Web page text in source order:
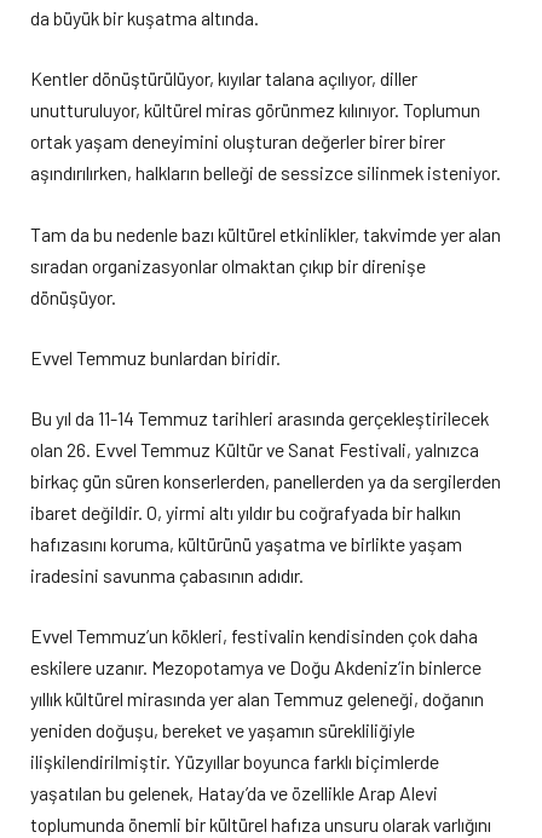
da büyük bir kuşatma altında.
Kentler dönüştürülüyor, kıyılar talana açılıyor, diller
unutturuluyor, kültürel miras görünmez kılınıyor. Toplumun
ortak yaşam deneyimini oluşturan değerler birer birer
aşındırılırken, halkların belleği de sessizce silinmek isteniyor.
Tam da bu nedenle bazı kültürel etkinlikler, takvimde yer alan
sıradan organizasyonlar olmaktan çıkıp bir direnişe
dönüşüyor.
Evvel Temmuz bunlardan biridir.
Bu yıl da 11-14 Temmuz tarihleri arasında gerçekleştirilecek
olan 26. Evvel Temmuz Kültür ve Sanat Festivali, yalnızca
birkaç gün süren konserlerden, panellerden ya da sergilerden
ibaret değildir. O, yirmi altı yıldır bu coğrafyada bir halkın
hafızasını koruma, kültürünü yaşatma ve birlikte yaşam
iradesini savunma çabasının adıdır.
Evvel Temmuz’un kökleri, festivalin kendisinden çok daha
eskilere uzanır. Mezopotamya ve Doğu Akdeniz’in binlerce
yıllık kültürel mirasında yer alan Temmuz geleneği, doğanın
yeniden doğuşu, bereket ve yaşamın sürekliliğiyle
ilişkilendirilmiştir. Yüzyıllar boyunca farklı biçimlerde
yaşatılan bu gelenek, Hatay’da ve özellikle Arap Alevi
toplumunda önemli bir kültürel hafıza unsuru olarak varlığını